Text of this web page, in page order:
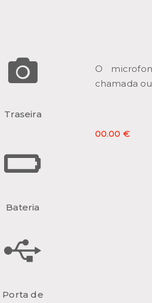
Traseira
Bateria
Porta de
O
chamada
00.00 €